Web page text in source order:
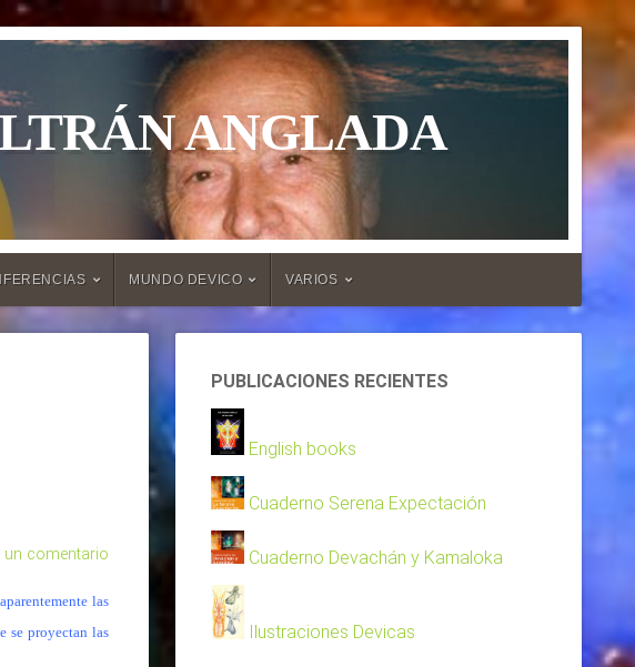
ANGLADA
MUNDO DEVICO VARIOS
un comentario
las
se proyectan las
PUBLICACIONES RECIENTES
English books
Cuaderno Serena Expectación
Cuaderno Devachán y Kamaloka
Ilustraciones Devicas